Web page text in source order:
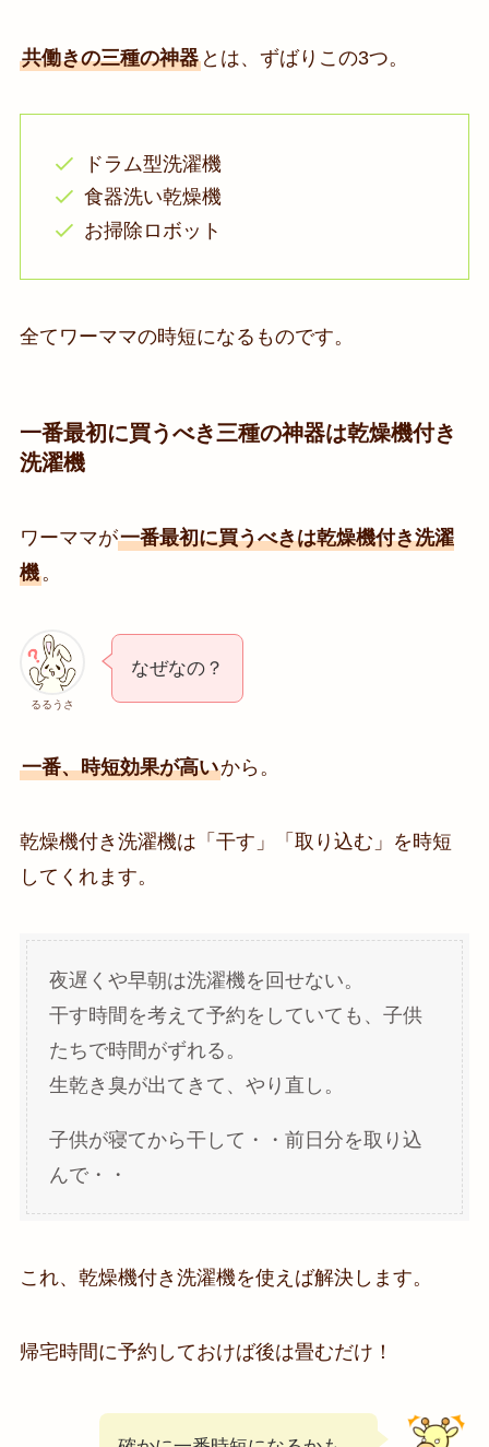
共働きの三種の神器とは、ずばりこの3つ。
ドラム型洗濯機
食器洗い乾燥機
お掃除ロボット
全てワーママの時短になるものです。
一番最初に買うべき三種の神器は乾燥機付き
洗濯機
ワーママが一番最初に買うべきは乾燥機付き洗濯
機。
るるうさ
なぜなの？
一番、時短効果が高いから。
乾燥機付き洗濯機は「干す」「取り込む」を時短
してくれます。
夜遅くや早朝は洗濯機を回せない。
干す時間を考えて予約をしていても、子供
たちで時間がずれる。
生乾き臭が出てきて、やり直し。
子供が寝てから干して・・前日分を取り込
んで・・
これ、乾燥機付き洗濯機を使えば解決します。
帰宅時間に予約しておけば後は畳むだけ！